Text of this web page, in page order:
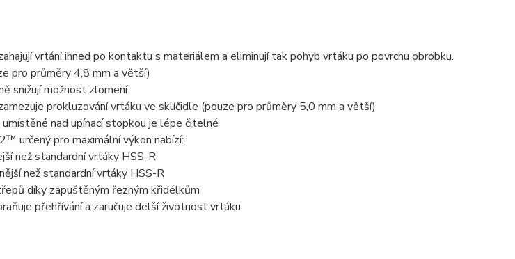
vrtání ihned po kontaktu s materiálem a eliminují tak pohyb vrtáku po povrchu obrobku.
pro průměry 4,8 mm a větší)
snižují možnost zlomení
prokluzování vrtáku ve sklíčidle (pouze pro průměry 5,0 mm a větší)
nad upínací stopkou je lépe čitelné
určený pro maximální výkon nabízí:
než standardní vrtáky HSS-R
než standardní vrtáky HSS-R
díky zapuštěným řezným křidélkům
přehřívání a zaručuje delší životnost vrtáku